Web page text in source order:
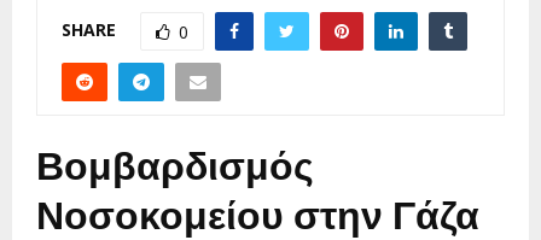
SHARE 0
Βομβαρδισμός
Νοσοκομείου στην Γάζα